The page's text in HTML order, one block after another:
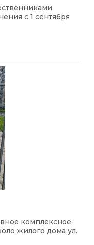
с 1 сентября
комплексное
жилого дома ул.